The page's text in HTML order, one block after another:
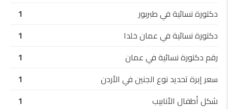
دكتورة نسائية في طبربور
1
دكتورة نسائية في عمان خلدا
1
رقم دكتورة نسائية في عمان
1
سعر إبرة تحديد نوع الجنين في الأردن
1
شكل أطفال الأنابيب
1